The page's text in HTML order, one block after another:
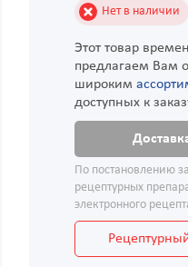
Нет в наличии
Этот товар
предлагаем Вам
широким
доступных к
По постановлению
рецептурных
электронного